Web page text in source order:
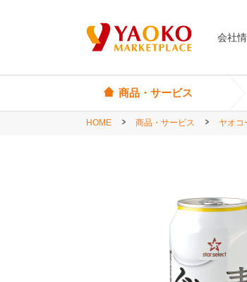
会社
商品・サービス
HOME 商品・サービス ヤオコ